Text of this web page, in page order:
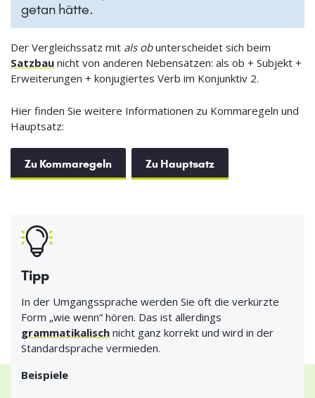
getan hätte.
Der Vergleichssatz mit als obunterscheidet sich beim
Satzbau nicht von anderen Nebensätzen: als ob + Subjekt +
Erweiterungen + konjugiertes Verb im Konjunktiv 2.
Hier finden Sie weitere Informationen zu Kommaregeln und
Hauptsatz:
Zu Kommaregeln Zu Hauptsatz
Tipp
In der Umgangssprache werden Sie oft die verkürzte
Form „wie wenn“ hören. Das ist allerdings
grammatikalisch nicht ganz korrekt und wird in der
Standardsprache vermieden.
Beispiele